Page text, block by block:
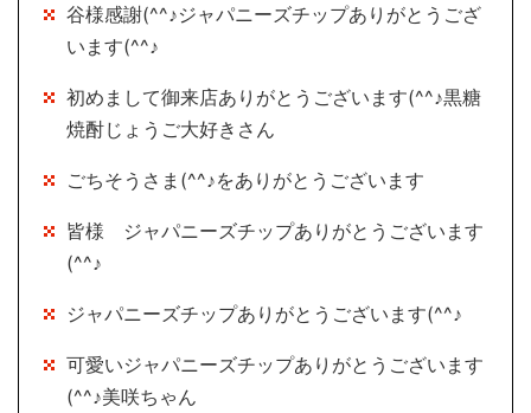
谷様感謝(^^♪ジャパニーズチップありがとうござ
います(^^♪
初めまして御来店ありがとうございます(^^♪黒糖
焼酎じょうご大好きさん
ごちそうさま(^^♪をありがとうございます
皆様 ジャパニーズチップありがとうございます
(^^♪
ジャパニーズチップありがとうございます(^^♪
可愛いジャパニーズチップありがとうございます
(^^♪美咲ちゃん